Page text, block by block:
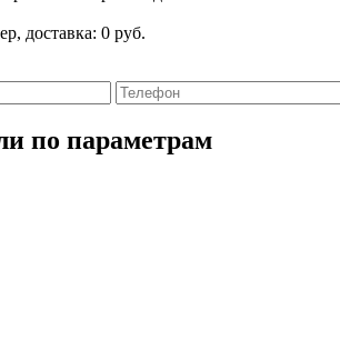
доставка: 0 руб.
по параметрам